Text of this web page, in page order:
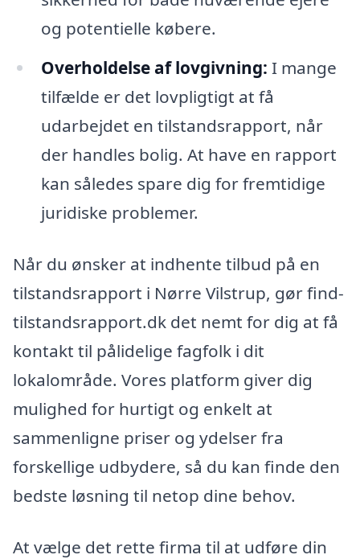
og potentielle købere.
Overholdelse af lovgivning: I mange
tilfælde er det lovpligtigt at få
udarbejdet en tilstandsrapport, når
der handles bolig. At have en rapport
kan således spare dig for fremtidige
juridiske problemer.
Når du ønsker at indhente tilbud på en
tilstandsrapport i Nørre Vilstrup, gør find-
tilstandsrapport.dk det nemt for dig at få
kontakt til pålidelige fagfolk i dit
lokalområde. Vores platform giver dig
mulighed for hurtigt og enkelt at
sammenligne priser og ydelser fra
forskellige udbydere, så du kan finde den
bedste løsning til netop dine behov.
At vælge det rette firma til at udføre din